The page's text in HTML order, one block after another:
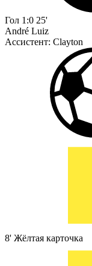
Гол 1:0 25'
André Luiz
Ассистент: Clayton
8' Жёлтая карточка